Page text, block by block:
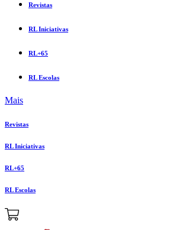
Revistas
RL Iniciativas
RL+65
RL Escolas
Mais
Revistas
RL Iniciativas
RL+65
RL Escolas